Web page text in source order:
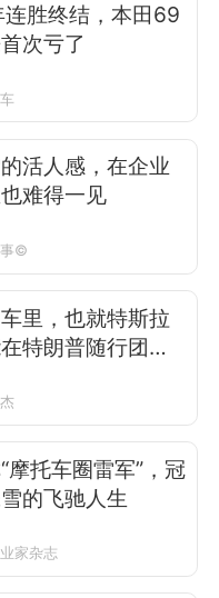
胜终结，本田69
次亏了
活人感，在企业
难得一见
©
里，也就特斯拉
特朗普随行团中
摩托车圈雷军”，冠
的飞驰人生
家杂志